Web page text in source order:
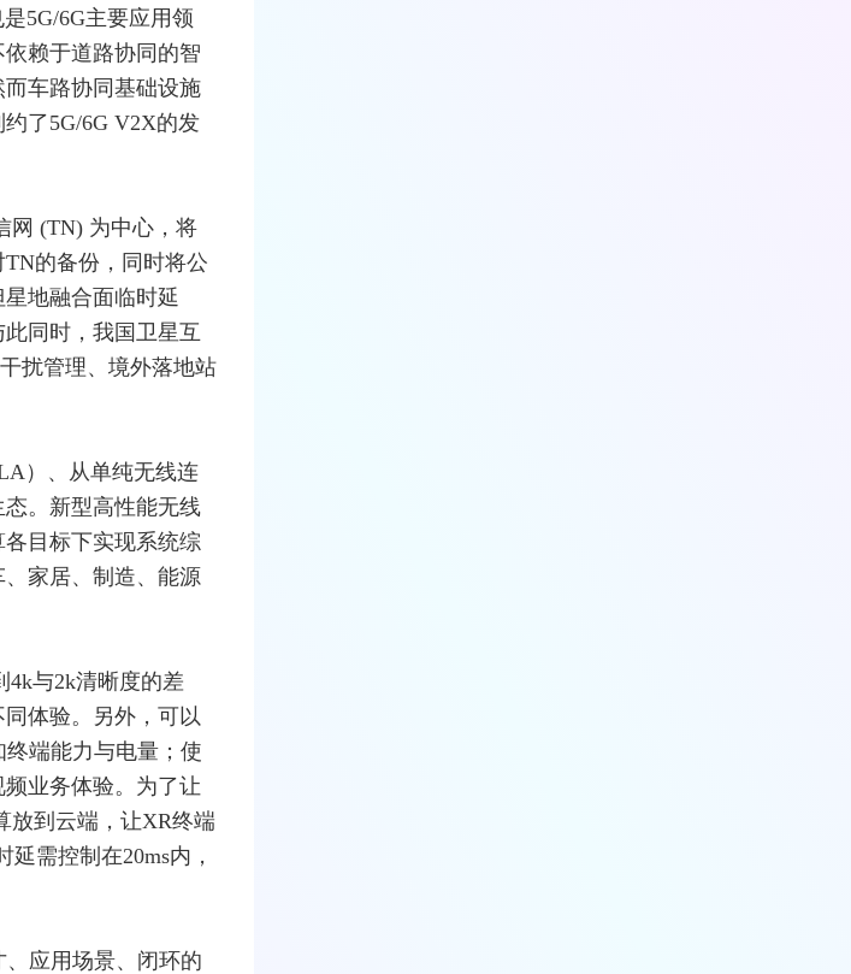
5G/6G主要应用领
赖于道路协同的智
车路协同基础设施
了5G/6G V2X的发
网 (TN) 为中心，将
的备份，同时将公
地融合面临时延
同时，我国卫星互
扰管理、境外落地站
）、从单纯无线连
。新型高性能无线
目标下实现系统综
家居、制造、能源
4k与2k清晰度的差
体验。另外，可以
端能力与电量；使
业务体验。为了让
放到云端，让XR终端
需控制在20ms内，
应用场景、闭环的